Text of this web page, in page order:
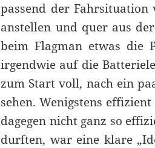
passend der Fahrsituation
anstellen und quer aus
beim Flagman etwas die
irgendwie auf die
zum Start voll, nach ein
sehen. Wenigstens
dagegen nicht ganz so
durften, war eine klare